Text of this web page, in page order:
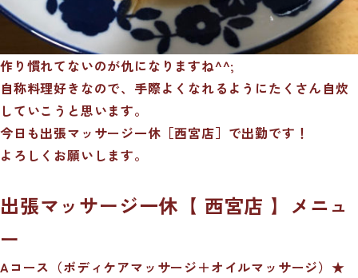
作り慣れてないのが仇になりますね^^;
自称料理好きなので、手際よくなれるようにたくさん自炊
していこうと思います。
今日も出張マッサージ一休［西宮店］で出勤です！
よろしくお願いします。
出張マッサージ一休【 西宮店 】メニュ
ー
Aコース（ボディケアマッサージ＋オイルマッサージ）★